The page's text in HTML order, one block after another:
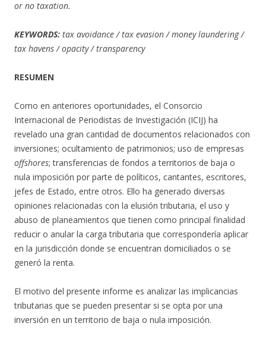
or no taxation.
KEYWORDS: tax avoidance / tax evasion / money laundering /
tax havens / opacity / transparency
RESUMEN
Como en anteriores oportunidades, el Consorcio
Internacional de Periodistas de Investigación (ICIJ) ha
revelado una gran cantidad de documentos relacionados con
inversiones; ocultamiento de patrimonios; uso de empresas
offshores; transferencias de fondos a territorios de baja o
nula imposición por parte de políticos, cantantes, escritores,
jefes de Estado, entre otros. Ello ha generado diversas
opiniones relacionadas con la elusión tributaria, el uso y
abuso de planeamientos que tienen como principal finalidad
reducir o anular la carga tributaria que correspondería aplicar
en la jurisdicción donde se encuentran domiciliados o se
generó la renta.
El motivo del presente informe es analizar las implicancias
tributarias que se pueden presentar si se opta por una
inversión en un territorio de baja o nula imposición.